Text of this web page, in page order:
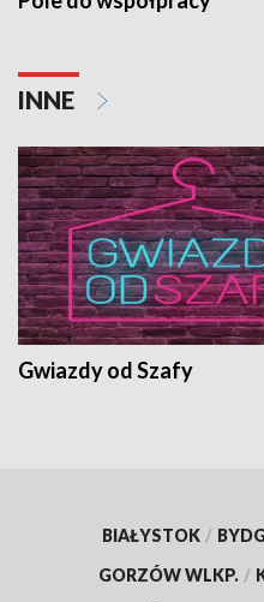
INNE
Gwiazdy od Szafy
BIAŁYSTOK /
GORZÓW WLKP. /